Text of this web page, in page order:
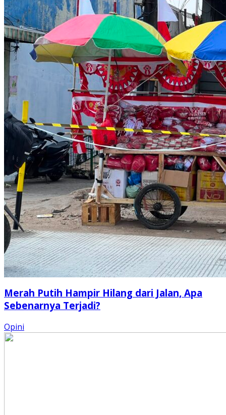
Merah Putih Hampir Hilang dari Jalan, Apa
Sebenarnya Terjadi?
Opini